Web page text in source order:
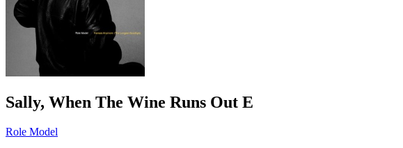
Sally, When The Wine Runs Out E
Role Model